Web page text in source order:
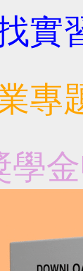
實
專
學